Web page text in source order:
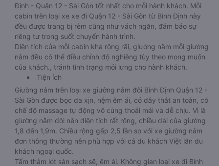
Định - Quận 12 - Sài Gòn tốt nhất cho mỗi hành khách. Mỗi
cabin trên loại xe xe đi Quận 12 - Sài Gòn từ Bình Định này
đều được trang bị rèm cũng như vách ngăn, đảm bảo sự
riêng tư trong suốt chuyến hành trình.
Diện tích của mỗi cabin khá rộng rãi, giường nằm mỗi giường
nằm đều có thể điều chỉnh độ nghiêng tùy theo mong muốn
của khách., tránh tình trạng mỏi lưng cho hành khách.
Tiện ích
Giường nằm trên loại xe giường nằm đôi Bình Định Quận 12 -
Sài Gòn được bọc da xịn, nệm êm ái, có dây thắt an toàn, có
chế độ massage tự động vô cùng thoải mái và dễ chịu. Vì là
giường nằm đôi nên diện tích rất rộng, chiều dài của giường
1,8 đến 1,9m. Chiều rộng gấp 2,5 lần so với xe giường nằm
đơn thông thường nên phù hợp với cả du khách Việt lẫn du
khách ngoại quốc.
Tấm thảm lót sàn sạch sẽ, êm ái. Không gian loại xe đi Bình